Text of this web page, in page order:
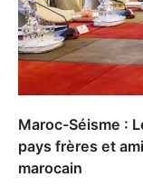
Maroc-Séisme :
pays frères et
marocain